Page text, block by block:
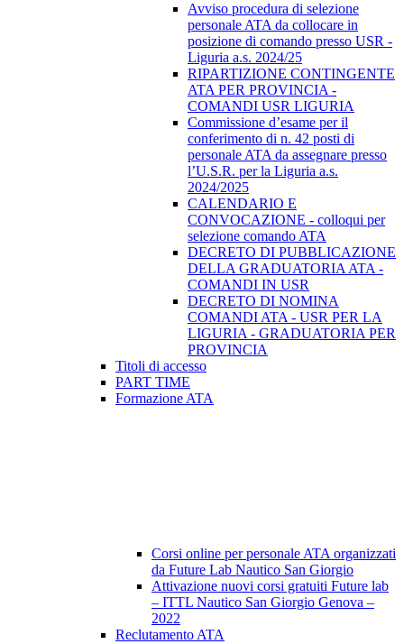
Avviso procedura di selezione
personale ATA da collocare in
posizione di comando presso USR -
Liguria a.s. 2024/25
RIPARTIZIONE CONTINGENTE
ATA PER PROVINCIA -
COMANDI USR LIGURIA
Commissione d’esame per il
conferimento di n. 42 posti di
personale ATA da assegnare presso
l’U.S.R. per la Liguria a.s.
2024/2025
CALENDARIO E
CONVOCAZIONE - colloqui per
selezione comando ATA
DECRETO DI PUBBLICAZIONE
DELLA GRADUATORIA ATA -
COMANDI IN USR
DECRETO DI NOMINA
COMANDI ATA - USR PER LA
LIGURIA - GRADUATORIA PER
PROVINCIA
Titoli di accesso
PART TIME
Formazione ATA
Corsi online per personale ATA organizzati
da Future Lab Nautico San Giorgio
Attivazione nuovi corsi gratuiti Future lab
– ITTL Nautico San Giorgio Genova –
2022
Reclutamento ATA